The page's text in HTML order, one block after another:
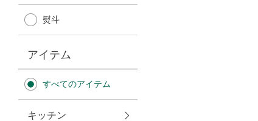
保冷バッグ
無重力シリーズ
熨斗
アイテム
すべてのアイテム
キッチン